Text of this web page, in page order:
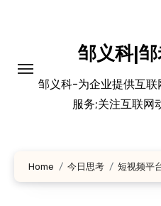
邹义科|
邹义科-为企业提供互联
服务;关注互联网
Home 今日思考 短视频平